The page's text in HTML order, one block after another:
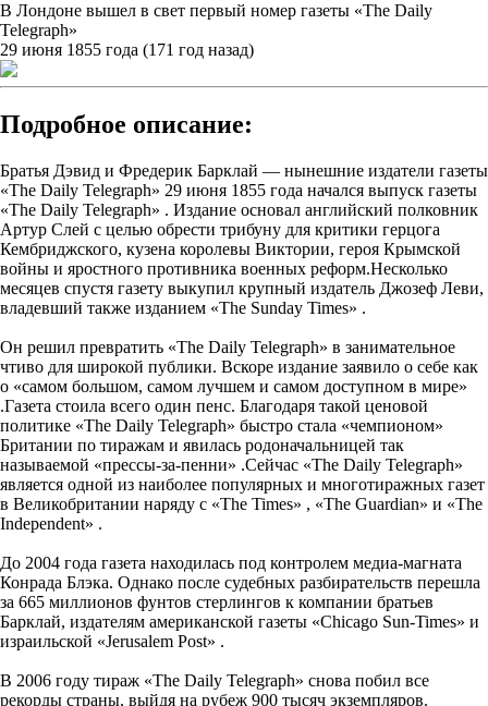
В Лондоне вышел в свет первый номер газеты «The Daily
Telegraph»
29 июня 1855 года (171 год назад)
Подробное описание:
Братья Дэвид и Фредерик Барклай — нынешние издатели газеты
«The Daily Telegraph» 29 июня 1855 года начался выпуск газеты
«The Daily Telegraph» . Издание основал английский полковник
Артур Слей с целью обрести трибуну для критики герцога
Кембриджского, кузена королевы Виктории, героя Крымской
войны и яростного противника военных реформ.Несколько
месяцев спустя газету выкупил крупный издатель Джозеф Леви,
владевший также изданием «The Sunday Times» .
Он решил превратить «The Daily Telegraph» в занимательное
чтиво для широкой публики. Вскоре издание заявило о себе как
о «самом большом, самом лучшем и самом доступном в мире»
.Газета стоила всего один пенс. Благодаря такой ценовой
политике «The Daily Telegraph» быстро стала «чемпионом»
Британии по тиражам и явилась родоначальницей так
называемой «прессы-за-пенни» .Сейчас «The Daily Telegraph»
является одной из наиболее популярных и многотиражных газет
в Великобритании наряду с «The Times» , «The Guardian» и «The
Independent» .
До 2004 года газета находилась под контролем медиа-магната
Конрада Блэка. Однако после судебных разбирательств перешла
за 665 миллионов фунтов стерлингов к компании братьев
Барклай, издателям американской газеты «Chicago Sun-Times» и
израильской «Jerusalem Post» .
В 2006 году тираж «The Daily Telegraph» снова побил все
рекорды страны, выйдя на рубеж 900 тысяч экземпляров.